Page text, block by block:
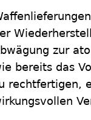
zur
bereits das
rechtfertigen,